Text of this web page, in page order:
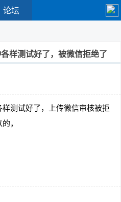
论坛
样测试好了，被微信拒绝了
测试好了，上传微信审核被拒
，